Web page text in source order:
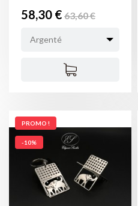
Prix
58,30 €Prix
63,60 €
Argenté
PROMO !
-10%